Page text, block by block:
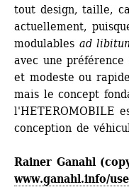
tout design, taille,
actuellement,
modulables ad
avec une
et modeste ou
mais le concept
l'HETEROMOBILE
conception de
Rainer Ganahl
www.ganahl.info/